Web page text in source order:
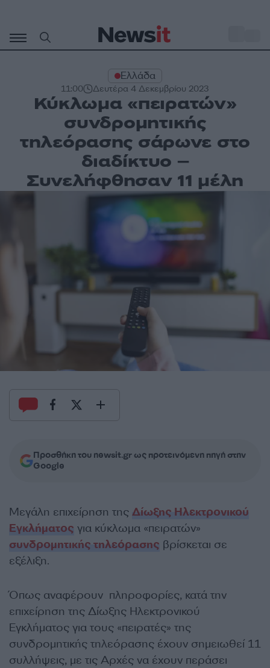
περιεχόμενο
Ελλάδα
11:00 Δευτέρα 4 Δεκεμβρίου 2023
Κύκλωμα «πειρατών»
συνδρομητικής
τηλεόρασης σάρωνε στο
διαδίκτυο –
Συνελήφθησαν 11 μέλη
Προσθήκη του newsit.gr ως προτεινόμενη πηγή στην
Google
Μεγάλη επιχείρηση της Δίωξης Ηλεκτρονικού
Εγκλήματος για κύκλωμα «πειρατών»
συνδρομητικής τηλεόρασης βρίσκεται σε
εξέλιξη.
Όπως αναφέρουν πληροφορίες, κατά την
επιχείρηση της Δίωξης Ηλεκτρονικού
Εγκλήματος για τους «πειρατές» της
συνδρομητικής τηλεόρασης έχουν σημειωθεί 11
συλλήψεις, με τις Αρχές να έχουν περάσει